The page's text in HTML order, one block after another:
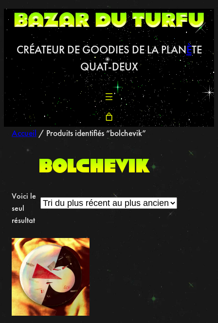
Aller
au
CRÉATEUR DE GOODIES DE LA PLANÈTE
QUAT-DEUX
Accueil / Produits identifiés “bolchevik”
bolchevik
Voici le
seul
résultat